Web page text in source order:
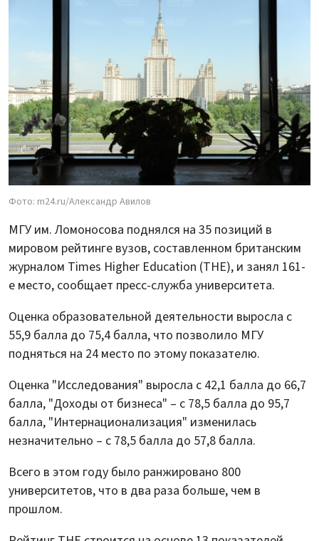
Фото: m24.ru/Александр Авилов
МГУ им. Ломоносова поднялся на 35 позиций в
мировом рейтинге вузов, составленном британским
журналом Times Higher Education (THE), и занял 161-
е место, сообщает пресс-служба университета.
Оценка образовательной деятельности выросла с
55,9 балла до 75,4 балла, что позволило МГУ
подняться на 24 место по этому показателю.
Оценка "Исследования" выросла с 42,1 балла до 66,7
балла, "Доходы от бизнеса" – с 78,5 балла до 95,7
балла, "Интернационализация" изменилась
незначительно – с 78,5 балла до 57,8 балла.
Всего в этом году было ранжировано 800
университетов, что в два раза больше, чем в
прошлом.